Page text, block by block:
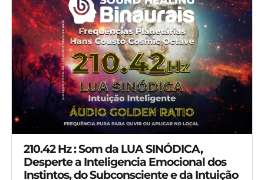
210.42 Hz : Som da LUA SINÓDICA,
Desperte a Inteligencia Emocional dos
Instintos, do Subconsciente e da Intuição